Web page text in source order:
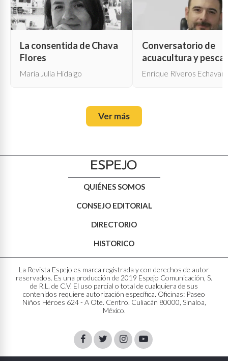
La consentida de Chava
Flores
María Julia Hidalgo
Conversatorio de
acuacultura y pesca
Enrique Riveros
Ver más
QUIÉNES SOMOS
CONSEJO EDITORIAL
DIRECTORIO
HISTORICO
La Revista Espejo es marca registrada y con derechos de autor
reservados. Es una producción de 2019 Espejo Comunicación, S.
de R.L. de C.V. El uso parcial o total de cualquiera de sus
contenidos requiere autorización específica. Oficinas: Paseo
Niños Héroes 624 - A Ote. Centro. Culiacán 80000, Sinaloa,
México.
FacebookTwitterInstagram
Youtube